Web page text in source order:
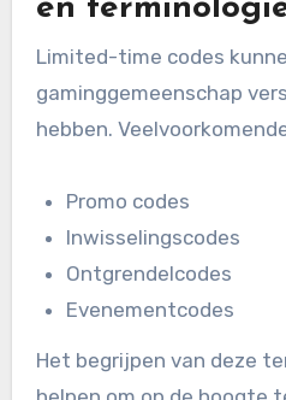
en
Limited-time codes
gaminggemeenschap
hebben.
Promo codes
Inwisselingscodes
Ontgrendelcodes
Evenementcodes
Het begrijpen van deze